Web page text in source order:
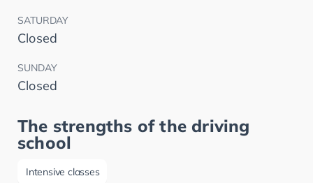
SATURDAY
Closed
SUNDAY
Closed
The strengths of the driving
school
Intensive classes